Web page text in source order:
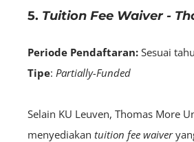
5. Tuition Fee Waiver -
Periode Pendaftaran: Sesuai
Tipe: Partially-Funded
Selain KU Leuven, Thomas More
menyediakan tuition fee waiver